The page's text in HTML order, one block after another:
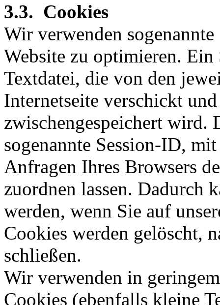
3.3. Cookies
Wir verwenden
Website zu optimieren.
Textdatei, die von den
Internetseite verschickt
zwischengespeichert wird.
sogenannte Session-ID,
Anfragen Ihres Browsers
zuordnen lassen. Dadurch
werden, wenn Sie auf
Cookies werden gelöscht,
schließen.
Wir verwenden in
Cookies (ebenfalls kleine